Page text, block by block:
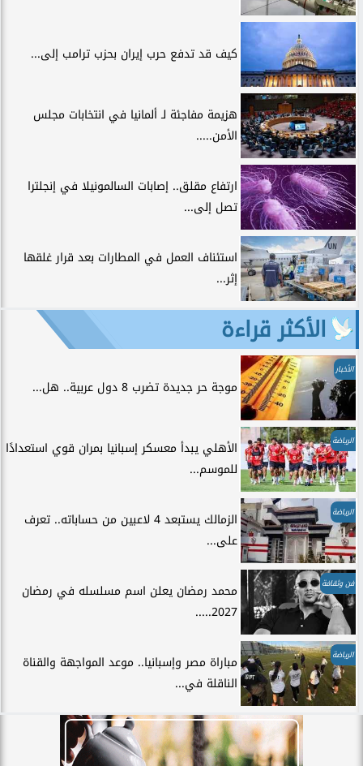
كيف قد تدفع حرب إيران بحزب ترامب إلى...
هزيمة مفاجئة لـ ألمانيا في انتخابات مجلس
الأمن.....
ارتفاع مقلق.. إصابات السالمونيلا في إنجلترا
تصل إلى...
استئناف العمل في المطارات بعد قرار غلقها
إثر...
الأكثر قراءة
الأخبار
موجة حر جديدة تضرب 8 دول عربية.. هل...
الرياضة
الأهلي يبدأ معسكر إسبانيا بمران قوي استعدادًا
للموسم...
الرياضة
الزمالك يستبعد 4 لاعبين من حساباته.. تعرف
على...
فن وثقافة
محمد رمضان يعلن اسم مسلسله في رمضان
2027.....
الرياضة
مباراة مصر وإسبانيا.. موعد المواجهة والقناة
الناقلة في...